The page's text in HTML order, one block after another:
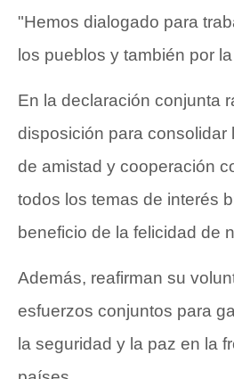
"Hemos dialogado para
los pueblos y también por
En la declaración conjunta
disposición para consolidar
de amistad y cooperación
todos los temas de interés
beneficio de la felicidad de
Además, reafirman su
esfuerzos conjuntos para
la seguridad y la paz en la